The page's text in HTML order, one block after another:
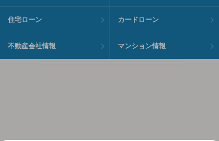
住宅ローン カードローン
不動産会社情報 マンション情報